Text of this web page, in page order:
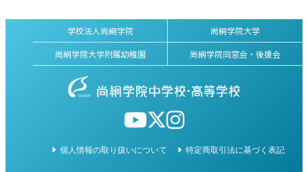
学校法人尚絅学院
尚絅学院大学
尚絅学院大学附属幼稚園
尚絅学院同窓会・後援会
個人情報の取り扱いについて 特定商取引法に基づく表記